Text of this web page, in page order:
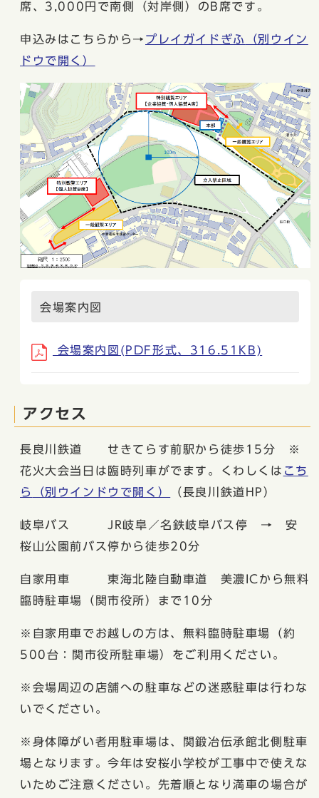
席、3,000円で南側（対岸側）のB席です。
申込みはこちらから→ プレイガイドぎふ
（別ウイン
ドウで開く）
会場案内図
会場案内図(PDF形式、316.51KB)
アクセス
長良川鉄道 せきてらす前駅から徒歩15分 ※
花火大会当日は臨時列車がでます。くわしくは こち
ら
（別ウインドウで開く） （長良川鉄道HP）
岐阜バス JR岐阜／名鉄岐阜バス停 → 安
桜山公園前バス停から徒歩20分
自家用車 東海北陸自動車道 美濃ICから無料
臨時駐車場（関市役所）まで10分
※自家用車でお越しの方は、無料臨時駐車場（約
500台：関市役所駐車場）をご利用ください。
※会場周辺の店舗への駐車などの迷惑駐車は行わな
いでください。
※身体障がい者用駐車場は、関鍛冶伝承館北側駐車
場となります。今年は安桜小学校が工事中で使えな
いためご注意ください。先着順となり満車の場合が